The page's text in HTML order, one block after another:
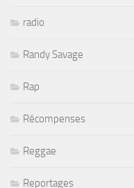
radio
Randy Savage
Rap
Récompenses
Reggae
Reportages